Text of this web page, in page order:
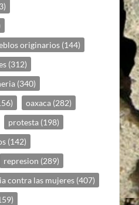
originarios (144)
(312)
(340)
oaxaca (282)
protesta (198)
(142)
represion (289)
contra las mujeres (407)